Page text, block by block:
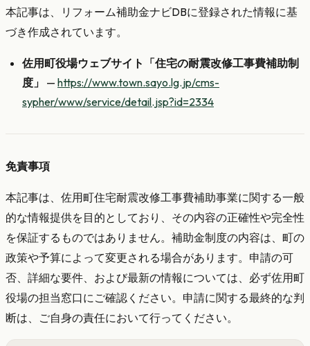
本記事は、リフォーム補助金ナビDBに登録された情報に基
づき作成されています。
佐用町役場ウェブサイト「住宅の耐震改修工事費補助制
度」 — https://www.town.sayo.lg.jp/cms-
sypher/www/service/detail.jsp?id=2334
免責事項
本記事は、佐用町住宅耐震改修工事費補助事業に関する一般
的な情報提供を目的としており、その内容の正確性や完全性
を保証するものではありません。補助金制度の内容は、町の
政策や予算によって変更される場合があります。申請の可
否、詳細な要件、および最新の情報については、必ず佐用町
役場の担当窓口にご確認ください。申請に関する最終的な判
断は、ご自身の責任において行ってください。